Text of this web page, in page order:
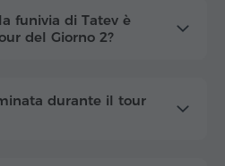
funivia di Tatev è
del Giorno 2?
durante il tour